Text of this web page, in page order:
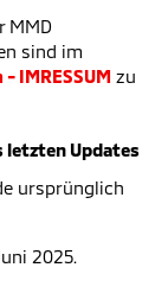
MMD
sind im
IMRESSUM zu
letzten Updates
ursprünglich
2025.